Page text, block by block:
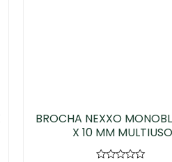
BROCHA NEXXO
X 10 MM MULTIUSO